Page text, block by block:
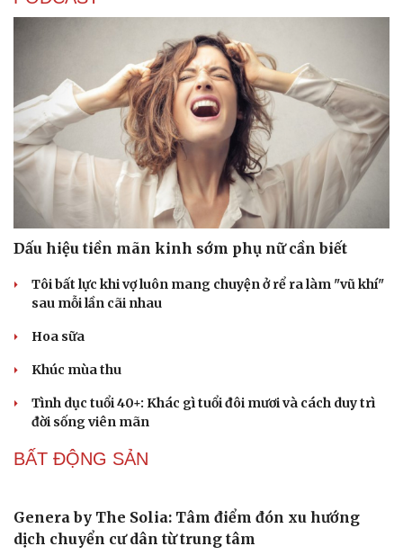
Nhặt bỏ 'hạt sạn' để làng biển Đắk Lắk giữ chân du
GIẢI TRÍ
vượt ngàn cây số đến Bắc Kinh đòi nợ
Điều gì khiến BLACKPINK trở thành biểu tượng của K-
pop sau 10 năm?
Vì sao Christopher Nolan xem rapper là hậu duệ của
Kỳ Duyên - Steven Nguyễn gây tò mò với loạt cảnh táo
bạo trong Chị chị em em 3